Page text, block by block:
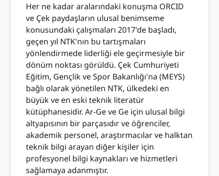
Her ne kadar aralarındaki konuşma ORCID
ve Çek paydaşların ulusal benimseme
konusundaki çalışmaları 2017'de başladı,
geçen yıl NTK'nın bu tartışmaları
yönlendirmede liderliği ele geçirmesiyle bir
dönüm noktası görüldü. Çek Cumhuriyeti
Eğitim, Gençlik ve Spor Bakanlığı'na (MEYS)
bağlı olarak yönetilen NTK, ülkedeki en
büyük ve en eski teknik literatür
kütüphanesidir. Ar-Ge ve Ge için ulusal bilgi
altyapısının bir parçasıdır ve öğrenciler,
akademik personel, araştırmacılar ve halktan
teknik bilgi arayan diğer kişiler için
profesyonel bilgi kaynakları ve hizmetleri
sağlamaya adanmıştır.